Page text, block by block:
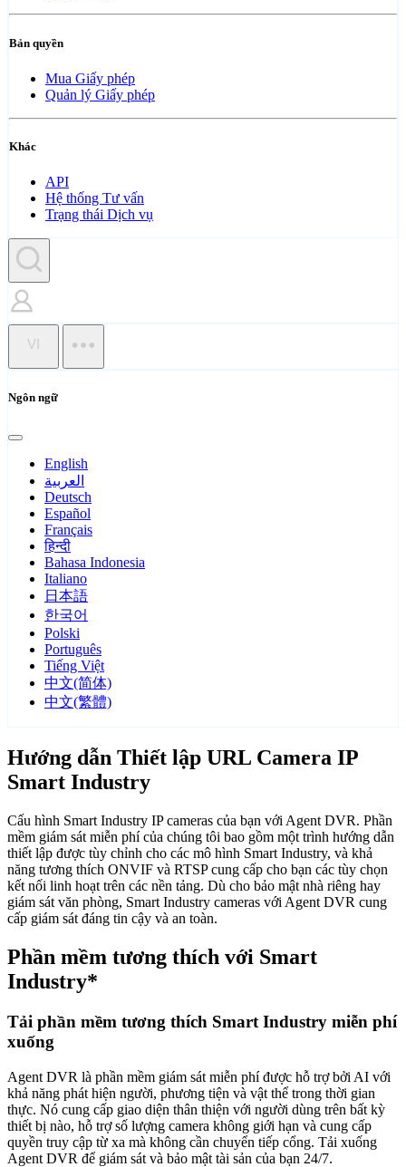
Bản quyền
Mua Giấy phép
Quản lý Giấy phép
Khác
API
Hệ thống Tư vấn
Trạng thái Dịch vụ
VI
Ngôn ngữ
English
العربية
Deutsch
Español
Français
हिन्दी
Bahasa Indonesia
Italiano
日本語
한국어
Polski
Português
Tiếng Việt
中文(简体)
中文(繁體)
Hướng dẫn Thiết lập URL Camera IP
Smart Industry
Cấu hình Smart Industry IP cameras của bạn với Agent DVR. Phần
mềm giám sát miễn phí của chúng tôi bao gồm một trình hướng dẫn
thiết lập được tùy chỉnh cho các mô hình Smart Industry, và khả
năng tương thích ONVIF và RTSP cung cấp cho bạn các tùy chọn
kết nối linh hoạt trên các nền tảng. Dù cho bảo mật nhà riêng hay
giám sát văn phòng, Smart Industry cameras với Agent DVR cung
cấp giám sát đáng tin cậy và an toàn.
Phần mềm tương thích với Smart
Industry*
Tải phần mềm tương thích Smart Industry miễn phí
xuống
Agent DVR là phần mềm giám sát miễn phí được hỗ trợ bởi AI với
khả năng phát hiện người, phương tiện và vật thể trong thời gian
thực. Nó cung cấp giao diện thân thiện với người dùng trên bất kỳ
thiết bị nào, hỗ trợ số lượng camera không giới hạn và cung cấp
quyền truy cập từ xa mà không cần chuyển tiếp cổng. Tải xuống
Agent DVR để giám sát và bảo mật tài sản của bạn 24/7.